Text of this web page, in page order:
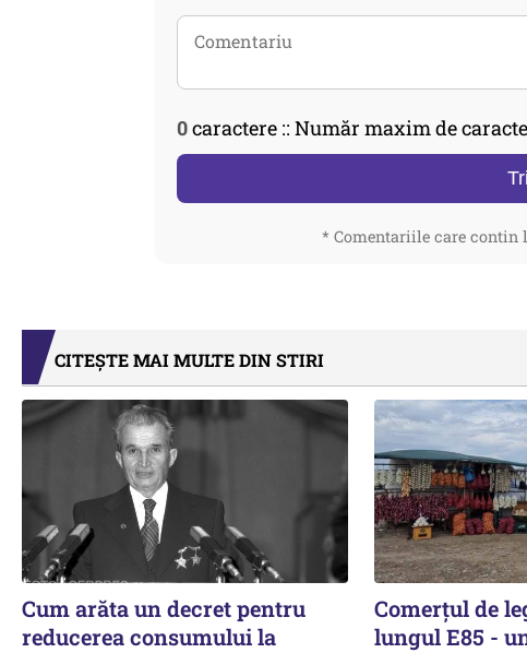
0caractere :: Număr maxim de
* Comentariile care contin
CITEȘTE MAI MULTE DIN STIRI
Cum arăta un decret pentru
reducerea consumului la
Comerțul de
lungul E85 -